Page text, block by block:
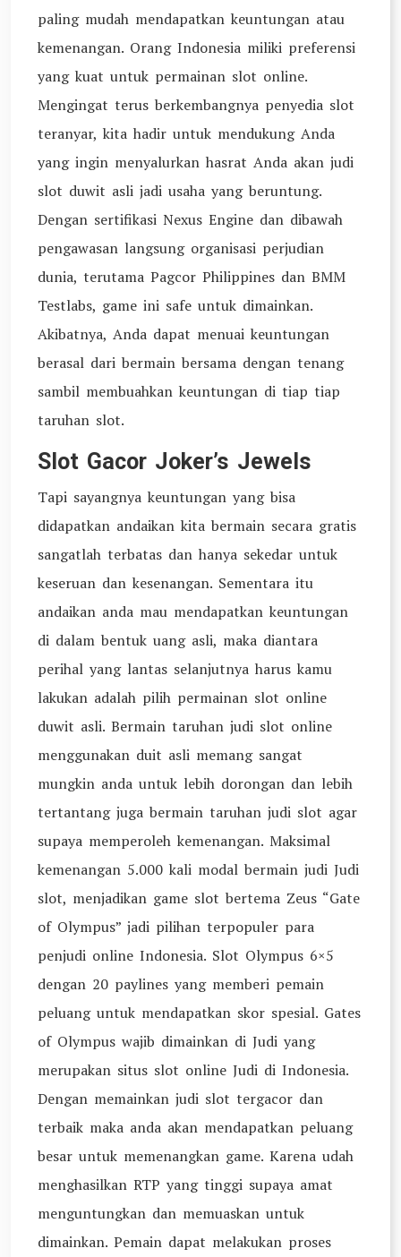
paling mudah mendapatkan keuntungan atau
kemenangan. Orang Indonesia miliki preferensi
yang kuat untuk permainan slot online.
Mengingat terus berkembangnya penyedia slot
teranyar, kita hadir untuk mendukung Anda
yang ingin menyalurkan hasrat Anda akan judi
slot duwit asli jadi usaha yang beruntung.
Dengan sertifikasi Nexus Engine dan dibawah
pengawasan langsung organisasi perjudian
dunia, terutama Pagcor Philippines dan BMM
Testlabs, game ini safe untuk dimainkan.
Akibatnya, Anda dapat menuai keuntungan
berasal dari bermain bersama dengan tenang
sambil membuahkan keuntungan di tiap tiap
taruhan slot.
Slot Gacor Joker’s Jewels
Tapi sayangnya keuntungan yang bisa
didapatkan andaikan kita bermain secara gratis
sangatlah terbatas dan hanya sekedar untuk
keseruan dan kesenangan. Sementara itu
andaikan anda mau mendapatkan keuntungan
di dalam bentuk uang asli, maka diantara
perihal yang lantas selanjutnya harus kamu
lakukan adalah pilih permainan slot online
duwit asli. Bermain taruhan judi slot online
menggunakan duit asli memang sangat
mungkin anda untuk lebih dorongan dan lebih
tertantang juga bermain taruhan judi slot agar
supaya memperoleh kemenangan. Maksimal
kemenangan 5.000 kali modal bermain judi Judi
slot, menjadikan game slot bertema Zeus “Gate
of Olympus” jadi pilihan terpopuler para
penjudi online Indonesia. Slot Olympus 6×5
dengan 20 paylines yang memberi pemain
peluang untuk mendapatkan skor spesial. Gates
of Olympus wajib dimainkan di Judi yang
merupakan situs slot online Judi di Indonesia.
Dengan memainkan judi slot tergacor dan
terbaik maka anda akan mendapatkan peluang
besar untuk memenangkan game. Karena udah
menghasilkan RTP yang tinggi supaya amat
menguntungkan dan memuaskan untuk
dimainkan. Pemain dapat melakukan proses